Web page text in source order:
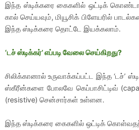
இந்த ஸ்டிக்கரை கைகளில் ஒட்டிக்
கால் செய்யவும், மியூசிக் பிளேயரில்
இந்த ஸ்டிக்கரை தொட்டே இயக்கலாம்.
‘டச் ஸ்டிக்கர்’ எப்படி வேலை செய்கிறது?
சிலிக்கானால் உருவாக்கப்பட்ட இந்த ‘டச்’
ஸ்கீரீன்களை போலவே கெப்பாசிட்டிவ்
(resistive) சென்சார்கள் உள்ளன.
இந்த ஸ்டிக்கரை கைகளில் ஒட்டிக்